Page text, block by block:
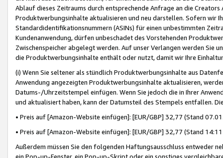
Ablauf dieses Zeitraums durch entsprechende Anfrage an die
Produktwerbungsinhalte aktualisieren und neu darstellen. Sofern wir
Standardidentifikationsnummern (ASINs) für einen unbestimmten
Kundenanwendung, dürfen unbeschadet des Vorstehenden
Zwischenspeicher abgelegt werden. Auf unser Verlangen werden Sie
die Produktwerbungsinhalte enthält oder nutzt, damit wir Ihre
(i) Wenn Sie seltener als stündlich Produktwerbungsinhalte aus
Anwendung angezeigten Produktwerbungsinhalte aktualisieren,
Datums-/Uhrzeitstempel einfügen. Wenn Sie jedoch die in Ihrer
und aktualisiert haben, kann der Datumsteil des Stempels entfallen.
• Preis auf [Amazon-Website einfügen]: [EUR/GBP] 32,77 (Stand
• Preis auf [Amazon-Website einfügen]: [EUR/GBP] 32,77 (Stand
Außerdem müssen Sie den folgenden Haftungsausschluss entweder
ein Pop-up-Fenster, ein Pop-up-Skript oder ein sonstiges